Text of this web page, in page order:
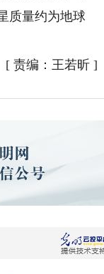
质量约为地球
[ 责编：王若昕 ]